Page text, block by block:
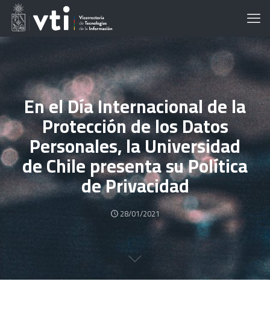
En el Día Internacional de la
Protección de los Datos
Personales, la Universidad
de Chile presenta su Política
de Privacidad
28/01/2021